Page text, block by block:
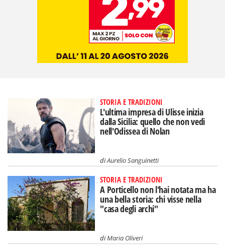
STORIA E TRADIZIONI
L'ultima impresa di Ulisse inizia
dalla Sicilia: quello che non vedi
nell'Odissea di Nolan
diAurelio Sanguinetti
STORIA E TRADIZIONI
A Porticello non l'hai notata ma ha
una bella storia: chi visse nella
"casa degli archi"
diMaria Oliveri